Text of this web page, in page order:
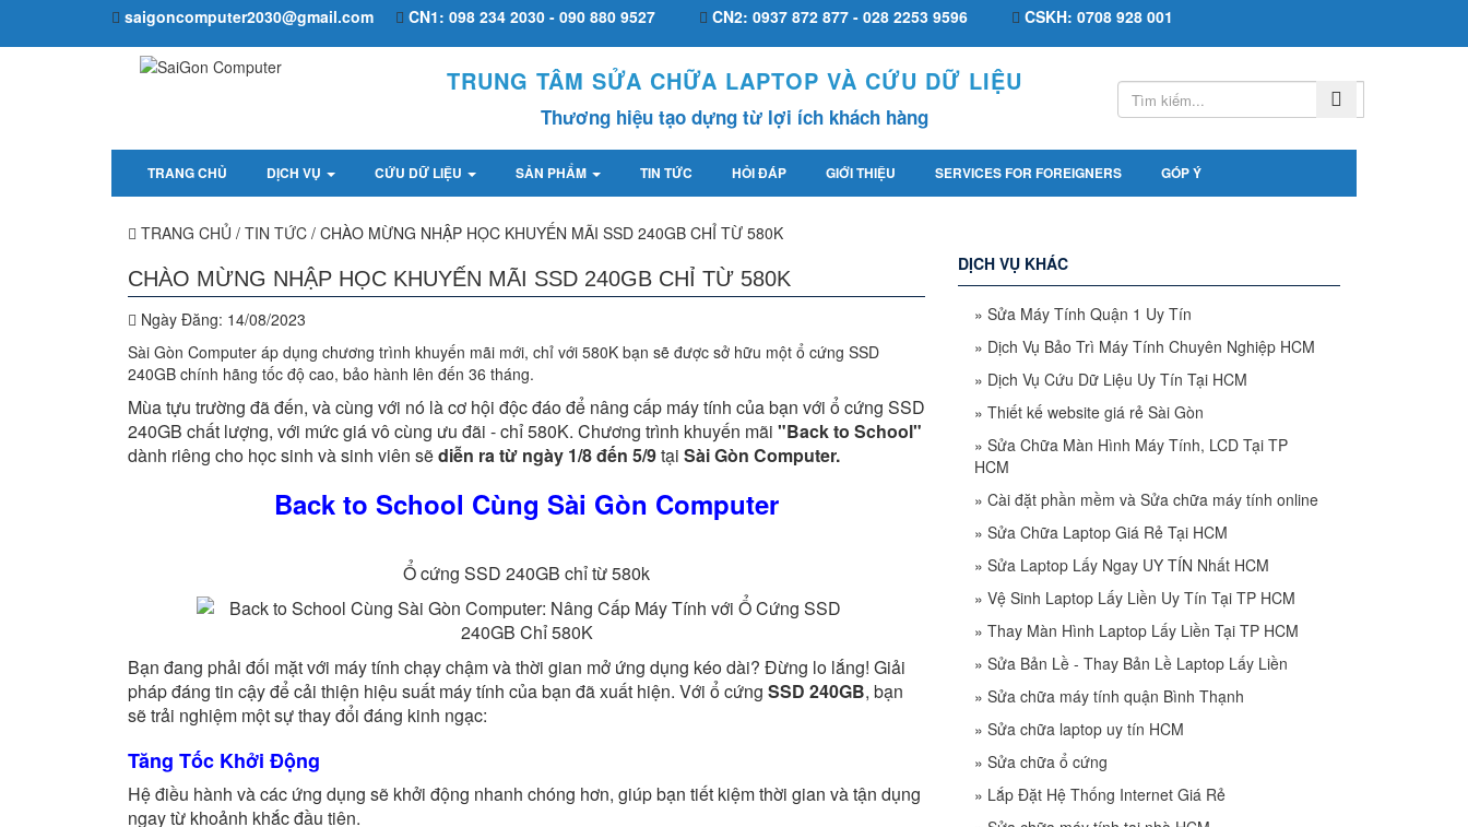
saigoncomputer2030@gmail.com CN1: 098 234 2030 - 090 880 9527 CN2: 0937 872 877 - 028 2253 9596 CSKH: 0708 928 001
TRUNG TÂM SỬA CHỮA LAPTOP VÀ CỨU DỮ LIỆU
Thương hiệu tạo dựng từ lợi ích khách hàng
TRANG CHỦ DỊCH VỤ CỨU DỮ LIỆU SẢN PHẨM TIN TỨC HỎI ĐÁP GIỚI THIỆU SERVICES FOR FOREIGNERS GÓP Ý
TRANG CHỦ / TIN TỨC / CHÀO MỪNG NHẬP HỌC KHUYẾN MÃI SSD 240GB CHỈ TỪ 580K
CHÀO MỪNG NHẬP HỌC KHUYẾN MÃI SSD 240GB CHỈ TỪ 580K
Ngày Đăng: 14/08/2023
Sài Gòn Computer áp dụng chương trình khuyến mãi mới, chỉ với 580K bạn sẽ được sở hữu một ổ cứng SSD
240GB chính hãng tốc độ cao, bảo hành lên đến 36 tháng.
Mùa tựu trường đã đến, và cùng với nó là cơ hội độc đáo để nâng cấp máy tính của bạn với ổ cứng SSD
240GB chất lượng, với mức giá vô cùng ưu đãi - chỉ 580K. Chương trình khuyến mãi "Back to School"
dành riêng cho học sinh và sinh viên sẽdiễn ra từ ngày 1/8 đến 5/9tại Sài Gòn Computer.
Back to School Cùng Sài Gòn Computer
Ổ cứng SSD 240GB chỉ từ 580k
Bạn đang phải đối mặt với máy tính chạy chậm và thời gian mở ứng dụng kéo dài? Đừng lo lắng! Giải
pháp đáng tin cậy để cải thiện hiệu suất máy tính của bạn đã xuất hiện. Với ổ cứng SSD 240GB, bạn
sẽ trải nghiệm một sự thay đổi đáng kinh ngạc:
Tăng Tốc Khởi Động
Hệ điều hành và các ứng dụng sẽ khởi động nhanh chóng hơn, giúp bạn tiết kiệm thời gian và tận dụng
ngay từ khoảnh khắc đầu tiên.
DỊCH VỤ KHÁC
» Sửa Máy Tính Quận 1 Uy Tín
» Dịch Vụ Bảo Trì Máy Tính Chuyên Nghiệp HCM
» Dịch Vụ Cứu Dữ Liệu Uy Tín Tại HCM
» Thiết kế website giá rẻ Sài Gòn
» Sửa Chữa Màn Hình Máy Tính, LCD Tại TP
HCM
» Cài đặt phần mềm và Sửa chữa máy tính online
» Sửa Chữa Laptop Giá Rẻ Tại HCM
» Sửa Laptop Lấy Ngay UY TÍN Nhất HCM
» Vệ Sinh Laptop Lấy Liền Uy Tín Tại TP HCM
» Thay Màn Hình Laptop Lấy Liền Tại TP HCM
» Sửa Bản Lề - Thay Bản Lề Laptop Lấy Liền
» Sửa chữa máy tính quận Bình Thạnh
» Sửa chữa laptop uy tín HCM
» Sửa chữa ổ cứng
» Lắp Đặt Hệ Thống Internet Giá Rẻ